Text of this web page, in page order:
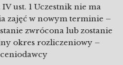
ust. 1 Uczestnik nie ma
zajęć w nowym terminie –
zwrócona lub zostanie
okres rozliczeniowy –